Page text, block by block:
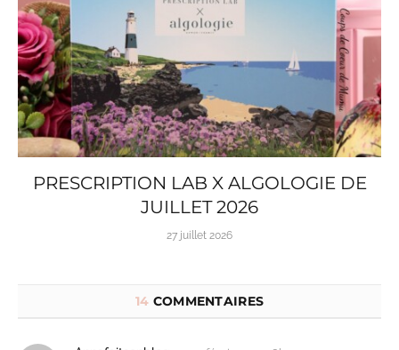
PRESCRIPTION LAB X ALGOLOGIE DE
JUILLET 2026
27 juillet 2026
14 COMMENTAIRES